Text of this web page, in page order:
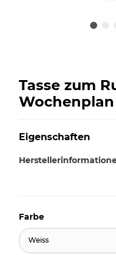
Tasse zum
Eigenschaften
Farbe
Weiss